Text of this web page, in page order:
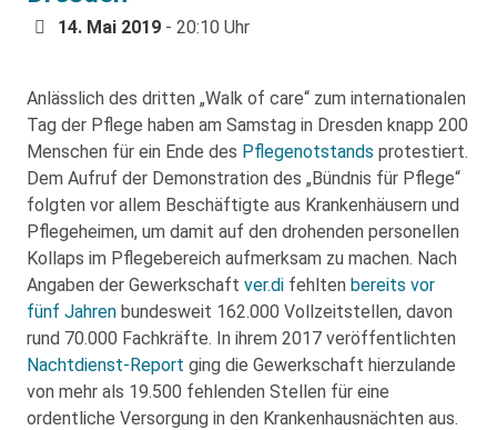
14. Mai 2019 - 20:10 Uhr
Anlässlich des dritten „Walk of care“ zum internationalen
Tag der Pflege haben am Samstag in Dresden knapp 200
Menschen für ein Ende des Pflegenotstands protestiert.
Dem Aufruf der Demonstration des „Bündnis für Pflege“
folgten vor allem Beschäftigte aus Krankenhäusern und
Pflegeheimen, um damit auf den drohenden personellen
Kollaps im Pflegebereich aufmerksam zu machen. Nach
Angaben der Gewerkschaft ver.di fehlten bereits vor
fünf Jahren bundesweit 162.000 Vollzeitstellen, davon
rund 70.000 Fachkräfte. In ihrem 2017 veröffentlichten
Nachtdienst-Report ging die Gewerkschaft hierzulande
von mehr als 19.500 fehlenden Stellen für eine
ordentliche Versorgung in den Krankenhausnächten aus.